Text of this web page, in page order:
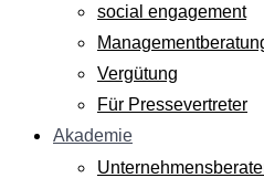
social engagement
Vergütung
Für Pressevertreter
Akademie